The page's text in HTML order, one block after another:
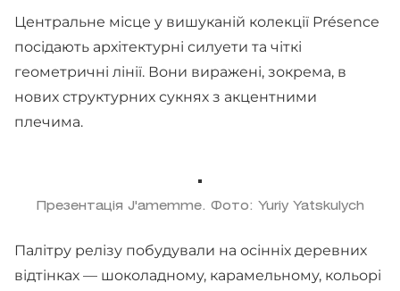
Центральне місце у вишуканій колекції Présence
посідають архітектурні силуети та чіткі
геометричні лінії. Вони виражені, зокрема, в
нових структурних сукнях з акцентними
плечима.
Презентація J'amemme. Фото: Yuriy Yatskulych
Палітру релізу побудували на осінніх деревних
відтінках — шоколадному, карамельному, кольорі